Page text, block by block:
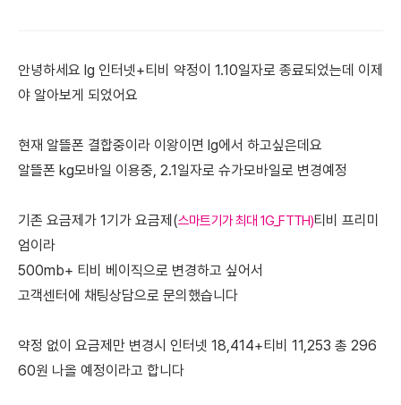
안녕하세요 lg 인터넷+티비 약정이 1.10일자로 종료되었는데 이제
야 알아보게 되었어요
현재 알뜰폰 결합중이라 이왕이면 lg에서 하고싶은데요
알뜰폰 kg모바일 이용중, 2.1일자로 슈가모바일로 변경예정
기존 요금제가 1기가 요금제(스마트기가 최대 1G_FTTH)티비 프리미
엄이라
500mb+ 티비 베이직으로 변경하고 싶어서
고객센터에 채팅상담으로 문의했습니다
약정 없이 요금제만 변경시 인터넷 18,414+티비 11,253 총 296
60원 나올 예정이라고 합니다